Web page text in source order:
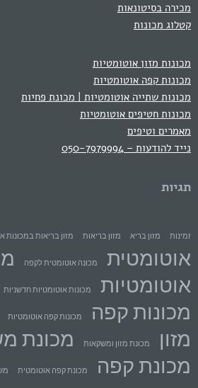
מכירה בסיטונאות
קטלוג מכונות
מכונות מזון אוטומטיות
מכונות קפה אוטומטיות
מכונות שתייה אוטומטיות | מכונת פחיות
מכונות חטיפים אוטומטיות
מאמרים וטיפים
נייד להודעות – 050-7979994
תגיות
זמינות מזון בריא מזון בריאות מזון בריאות במכונות
אוטומטית
מכונה אוטומטית לקפה
אוטומטיות
מכונות אוטומטיות חדשניות
מכונות קפה מכונות קפה אוטומטיות
מזון
מכונת מזון ומשקאות
מכונת
מכונת קפה
מכונת קפה אוטומטית